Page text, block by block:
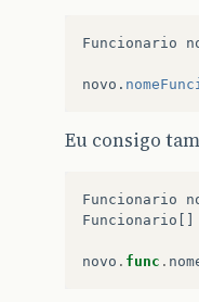
Funcionario
novo .
Eu consigo
Funcionario
Funcionario []
novo . func .